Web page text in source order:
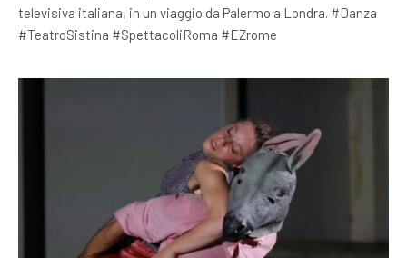
televisiva italiana, in un viaggio da Palermo a Londra. #Danza
#TeatroSistina #SpettacoliRoma #EZrome